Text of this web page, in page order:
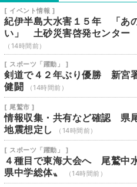
[ イベント情報 ]
紀伊半島大水害１５年 「あ
い」 土砂災害啓発センター
（14時間前）
[ スポーツ「躍動」 ]
剣道で４２年ぶり優勝 新宮
健闘
（14時間前）
[ 尾鷲市 ]
情報収集・共有など確認 県
地震想定し
（14時間前）
[ スポーツ「躍動」 ]
４種目で東海大会へ 尾鷲中
県中学総体〟
（14時間前）